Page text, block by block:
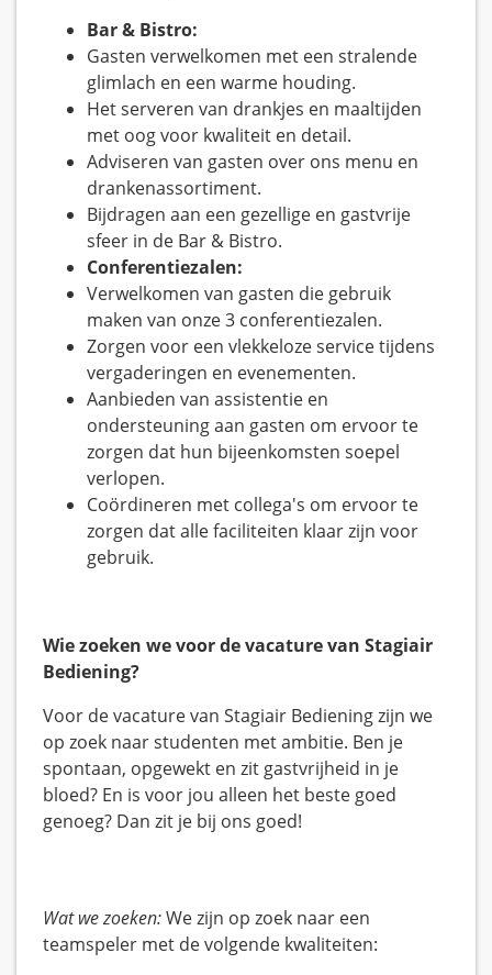
Bar & Bistro:
Gasten verwelkomen met een stralende
glimlach en een warme houding.
Het serveren van drankjes en maaltijden
met oog voor kwaliteit en detail.
Adviseren van gasten over ons menu en
drankenassortiment.
Bijdragen aan een gezellige en gastvrije
sfeer in de Bar & Bistro.
Conferentiezalen:
Verwelkomen van gasten die gebruik
maken van onze 3 conferentiezalen.
Zorgen voor een vlekkeloze service tijdens
vergaderingen en evenementen.
Aanbieden van assistentie en
ondersteuning aan gasten om ervoor te
zorgen dat hun bijeenkomsten soepel
verlopen.
Coördineren met collega's om ervoor te
zorgen dat alle faciliteiten klaar zijn voor
gebruik.
Wie zoeken we voor de vacature van Stagiair
Bediening?
Voor de vacature van Stagiair Bediening zijn we
op zoek naar studenten met ambitie. Ben je
spontaan, opgewekt en zit gastvrijheid in je
bloed? En is voor jou alleen het beste goed
genoeg? Dan zit je bij ons goed!
Wat we zoeken:We zijn op zoek naar een
teamspeler met de volgende kwaliteiten: